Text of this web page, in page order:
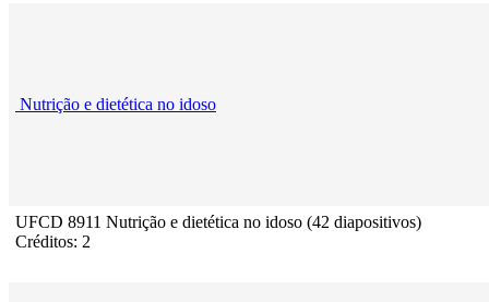
Nutrição e dietética no idoso
UFCD 8911 Nutrição e dietética no idoso (42 diapositivos)
Créditos: 2